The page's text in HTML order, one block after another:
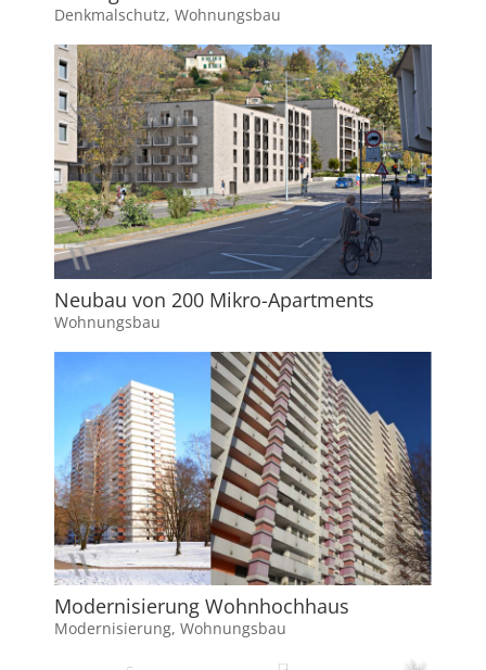
Denkmalschutz, Wohnungsbau
Neubau von 200 Mikro-Apartments
Wohnungsbau
Modernisierung Wohnhochhaus
Modernisierung, Wohnungsbau